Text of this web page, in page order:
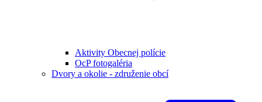
Aktivity Obecnej polície
OcP fotogaléria
Dvory a okolie - združenie obcí